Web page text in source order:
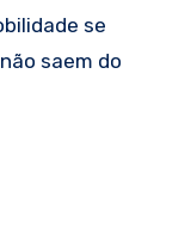
se
saem do